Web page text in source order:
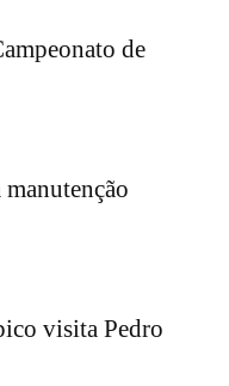
de
visita Pedro